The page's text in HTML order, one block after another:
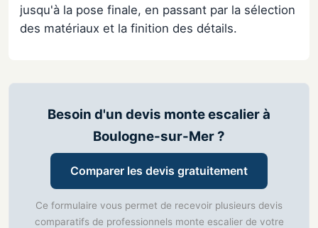
jusqu'à la pose finale, en passant par la sélection
des matériaux et la finition des détails.
Besoin d'un devis monte escalier à
Boulogne-sur-Mer ?
Comparer les devis gratuitement
Ce formulaire vous permet de recevoir plusieurs devis
comparatifs de professionnels monte escalier de votre